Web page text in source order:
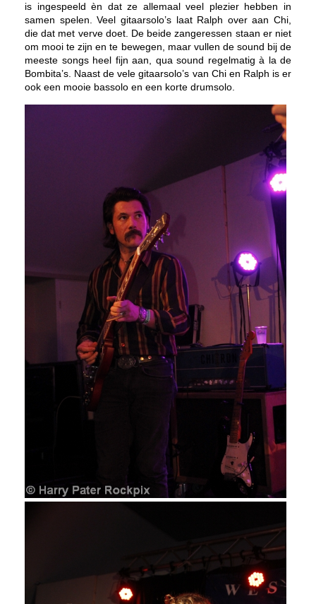
is ingespeeld èn dat ze allemaal veel plezier hebben in
samen spelen. Veel gitaarsolo’s laat Ralph over aan Chi,
die dat met verve doet. De beide zangeressen staan er niet
om mooi te zijn en te bewegen, maar vullen de sound bij de
meeste songs heel fijn aan, qua sound regelmatig à la de
Bombita’s. Naast de vele gitaarsolo’s van Chi en Ralph is er
ook een mooie bassolo en een korte drumsolo.